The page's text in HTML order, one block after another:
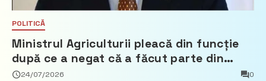
POLITICĂ
Ministrul Agriculturii pleacă din funcție
după ce a negat că a făcut parte din
Partidul Democrat
24/07/2026 0